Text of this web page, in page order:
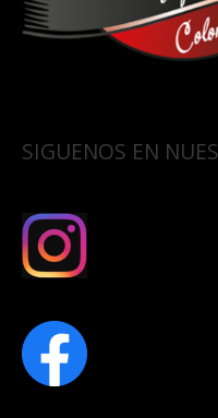
SIGUENOS EN